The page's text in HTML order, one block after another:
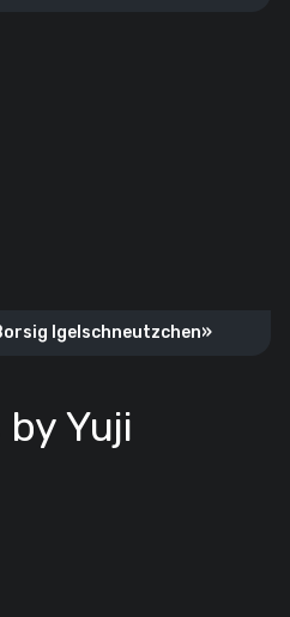
Igelschneutzchen»
Yuji